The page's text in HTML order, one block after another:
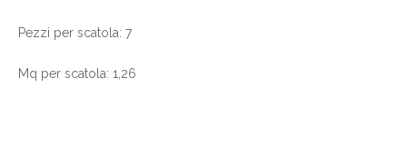
Pezzi per scatola: 7
Mq per scatola: 1,26